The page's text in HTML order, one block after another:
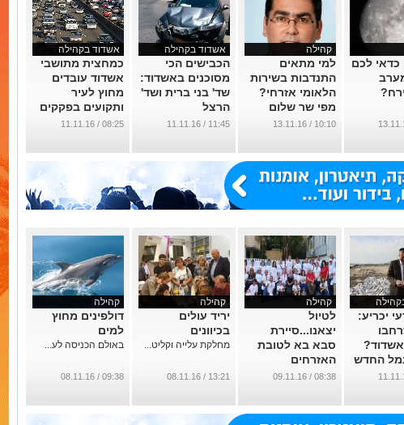
כדאי לכם
קהילה
למי מתאים
התנדבות בשירות
הלאומי אזרחי?
מפי שר שלום
ג'רבי ראש
...
10:10 / 13.11.16
אשדוד בקהילה
הכבישים הכי
מסוכנים באשדוד:
שד' בני ברית ושד'
הרצל
...
11:45 / 11.11.16
אשדוד בקהילה
כמחצית מתושבי
אשדוד עובדים
מחוץ לעיר
ותקועים בפקקים
...
08:25 / 11.11.16
יכריע:
אשדוד?
החדש
זה קשור
הפנימית
קהילה
לטיול
יצאנו...סיירת
סבא בא לטובת
האזרחים
הוותיקים
08:38 / 09.11.16
קהילה
יריד עולים
בכיוונים
מחלקת עלייה וקליט...
13:21 / 08.11.16
קהילה
דולפינים מחוץ
למים
באולם הכניסה לע...
09:38 / 08.11.16